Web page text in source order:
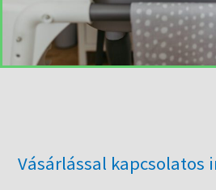
Vásárlással kapcsolatos